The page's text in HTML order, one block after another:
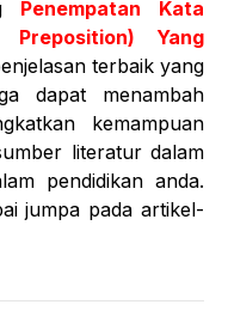
Penempatan Kata
Yang
terbaik yang
dapat menambah
kemampuan
literatur dalam
pendidikan anda.
jumpa pada artikel-